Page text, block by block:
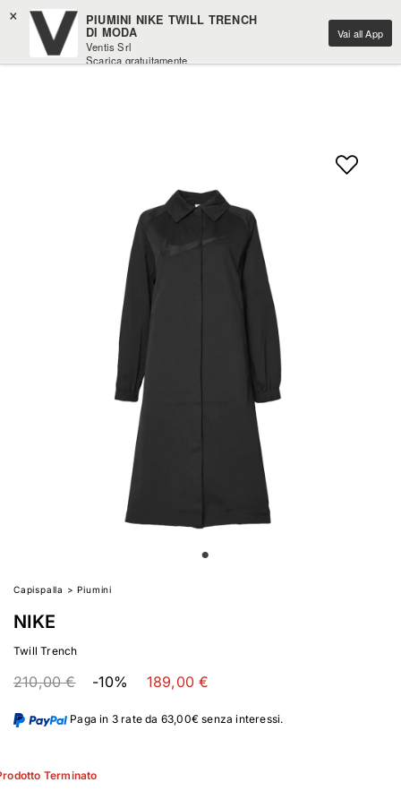
× PIUMINI NIKE TWILL TRENCH
DI MODA
Ventis Srl
Scarica gratuitamente
Vai all App
Capispalla >Piumini
NIKE
Twill Trench
210,00 € -10% 189,00 €
Paga in 3 rate da 63,00€ senza interessi.
Terminato